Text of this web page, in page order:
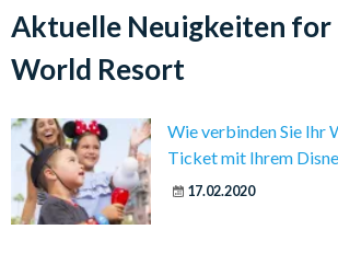
Aktuelle Neuigkeiten for
World Resort
Wie verbinden Sie Ihr
Ticket mit Ihrem
17.02.2020